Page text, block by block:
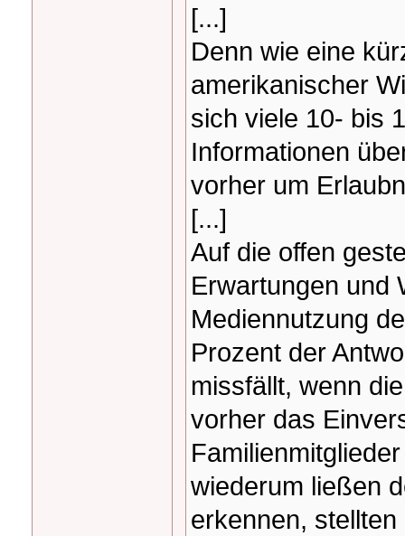
[...]
Denn wie eine
amerikanischer
sich viele 10- bis
Informationen
vorher um
[...]
Auf die offen
Erwartungen und
Mediennutzung
Prozent der
missfällt, wenn
vorher das
wiederum ließen
erkennen,